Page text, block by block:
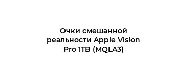
Очки смешанной
реальности Apple Vision
Pro 1TB (MQLA3)